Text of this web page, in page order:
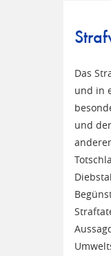
Das
und in
und